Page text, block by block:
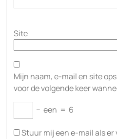
Site
Mijn naam, e-mail en site
voor de volgende keer
− een = 6
Stuur mij een e-mail als